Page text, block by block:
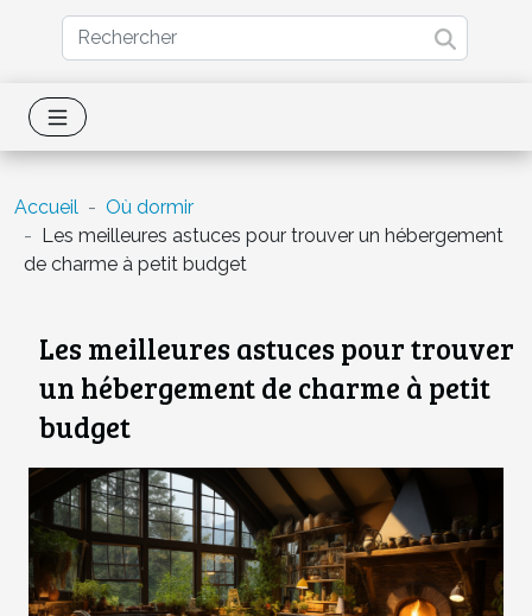
Accueil
Où dormir
Les meilleures astuces pour trouver un hébergement
de charme à petit budget
Les meilleures astuces pour trouver
un hébergement de charme à petit
budget